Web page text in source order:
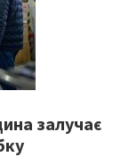
залучає